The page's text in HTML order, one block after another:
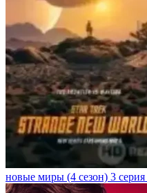
новые миры (4 сезон) 3 серия